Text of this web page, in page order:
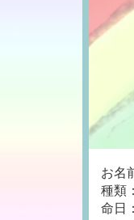
お名
種類
命日：